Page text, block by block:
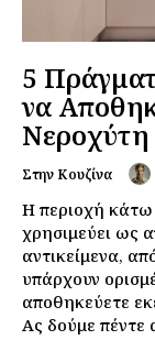
5
να
Νεροχύτη
Στην Κουζίνα
Η περιοχή κάτω
χρησιμεύει ως
αντικείμενα,
υπάρχουν
αποθηκεύετε
Ας δούμε πέντε